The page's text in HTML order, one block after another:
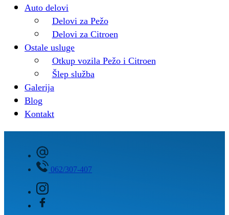
Auto delovi
Delovi za Pežo
Delovi za Citroen
Ostale usluge
Otkup vozila Pežo i Citroen
Šlep služba
Galerija
Blog
Kontakt
062/307-407